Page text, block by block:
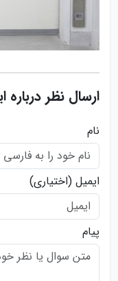
ارسال نظر
نام
ایمیل (اختیاری)
پیام